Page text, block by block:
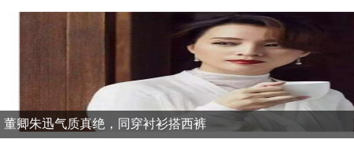
董卿朱迅气质真绝，同穿衬衫搭西裤